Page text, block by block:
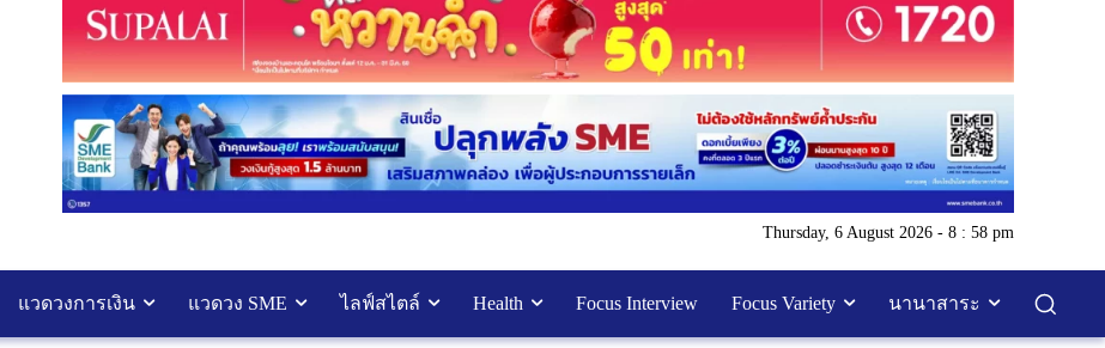
Thursday, 6 August 2026 - 8 : 58 pm
แวดวงการเงิน แวดวง SME ไลฟ์สไตล์ Health Focus Interview Focus Variety นานาสาระ